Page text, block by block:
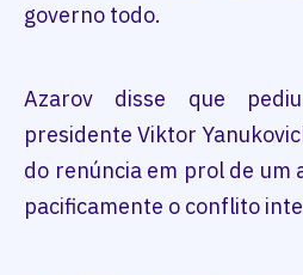
governo todo.
Azarov disse que
presidente Viktor
do renúncia em prol de um
pacificamente o conflito